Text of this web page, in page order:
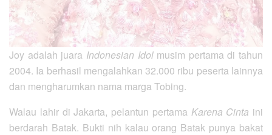
Joy adalah juara Indonesian Idolmusim pertama di tahun
2004. Ia berhasil mengalahkan 32.000 ribu peserta lainnya
dan mengharumkan nama marga Tobing.
Walau lahir di Jakarta, pelantun pertama Karena Cinta ini
berdarah Batak. Bukti nih kalau orang Batak punya bakat